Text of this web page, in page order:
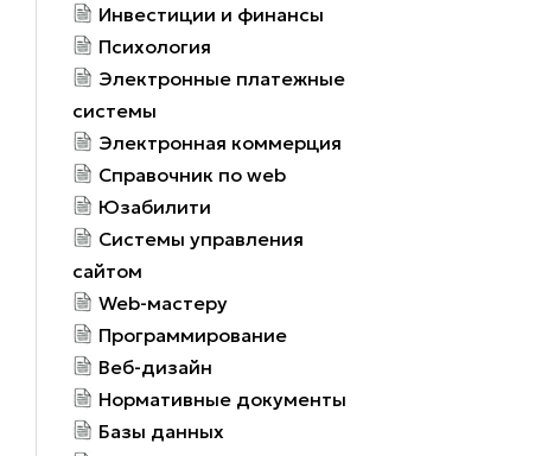
Инвестиции и финансы
Психология
Электронные платежные
системы
Электронная коммерция
Справочник по web
Юзабилити
Системы управления
сайтом
Web-мастеру
Программирование
Веб-дизайн
Нормативные документы
Базы данных